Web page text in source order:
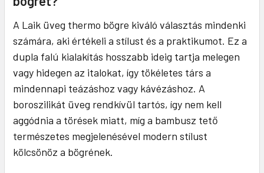
A Laik üveg thermo bögre kiváló választás mindenki
számára, aki értékeli a stílust és a praktikumot. Ez a
dupla falú kialakítás hosszabb ideig tartja melegen
vagy hidegen az italokat, így tökéletes társ a
mindennapi teázáshoz vagy kávézáshoz. A
boroszilikát üveg rendkívül tartós, így nem kell
aggódnia a törések miatt, míg a bambusz tető
természetes megjelenésével modern stílust
kölcsönöz a bögrének.